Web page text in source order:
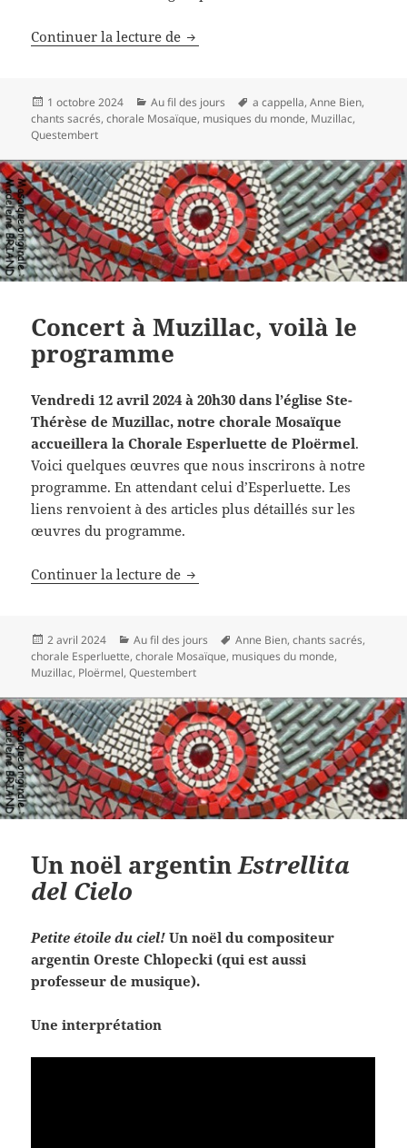
Continuer la lecture de Venez chanter avec Mosaïque!
Publié
le
1 octobre 2024 Catégories
Au fil des jours
Mots-
clés
a cappella,Anne Bien,
chants sacrés,chorale Mosaïque, musiques du monde, Muzillac,
Questembert
Concert à Muzillac, voilà le
programme
Vendredi 12 avril 2024 à 20h30 dans l’église Ste-
Thérèse de Muzillac, notre chorale Mosaïque
accueillera laChorale Esperluette de Ploërmel.
Voici quelques œuvres que nous inscrirons à notre
programme. En attendant celui d’Esperluette. Les
liens renvoient à des articles plus détaillés sur les
œuvres du programme.
Continuer la lecture de Concert à Muzillac, voilà le
Publié
le
2 avril 2024 Catégories
Au fil des jours
Mots-
clés
Anne Bien,chants sacrés,
chorale Esperluette,chorale Mosaïque, musiques du monde,
Muzillac, Ploërmel,Questembert
Un noël argentinEstrellita
del Cielo
Petite étoile du ciel! Un noël du compositeur
argentin Oreste Chlopecki (qui est aussi
professeur de musique).
Une interprétation